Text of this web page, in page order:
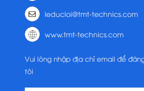
leducloi@tmt-technics.com
www.tmt-technics.com
Vui lòng nhập địa chỉ email để
tôi